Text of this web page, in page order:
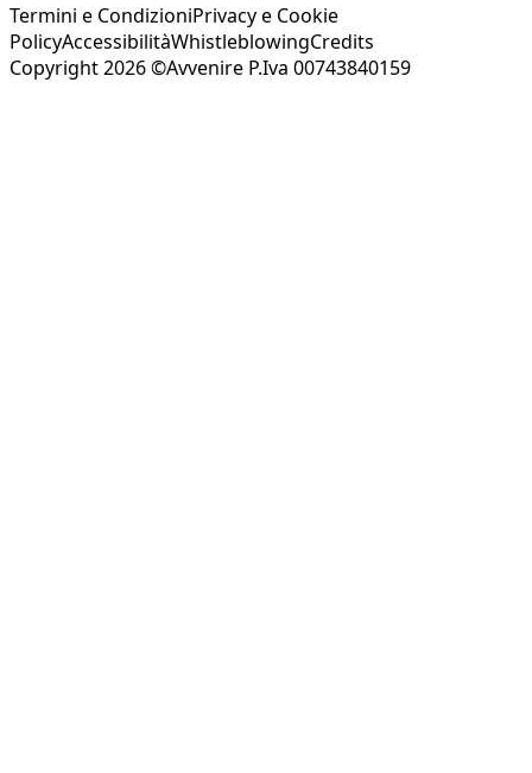
Termini e CondizioniPrivacy e Cookie
PolicyAccessibilitàWhistleblowingCredits
Copyright 2026 ©Avvenire P.Iva 00743840159